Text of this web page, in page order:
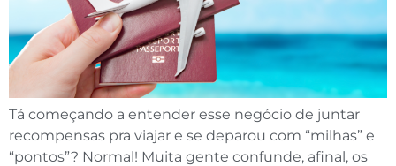
Tá começando a entender esse negócio de juntar
recompensas pra viajar e se deparou com “milhas” e
“pontos”? Normal! Muita gente confunde, afinal, os